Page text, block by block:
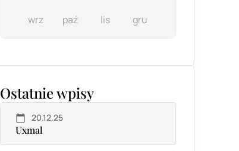
wrz paź lis gru
Ostatnie wpisy
20.12.25
Uxmal